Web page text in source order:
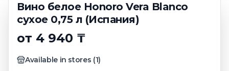
Вино белое Honoro Vera Blanco
сухое 0,75 л (Испания)
от 4 940 ₸
Available in stores (1)